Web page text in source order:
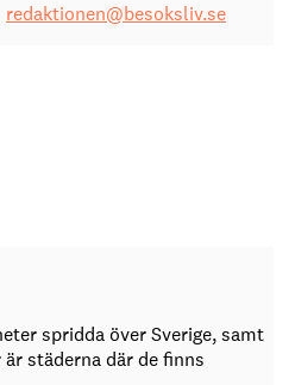
redaktionen@besoksliv.se
spridda över Sverige, samt
städerna där de finns